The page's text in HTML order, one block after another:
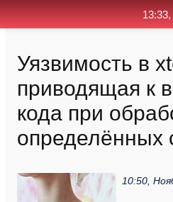
Уязвимость в
приводящая к
кода при
определённых
10:50,